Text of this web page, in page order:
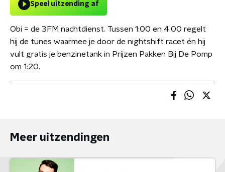
Speel uitzending af
Obi = de 3FM nachtdienst. Tussen 1:00 en 4:00 regelt
hij de tunes waarmee je door de nightshift racet én hij
vult gratis je benzinetank in Prijzen Pakken Bij De Pomp
om 1:20.
Meer uitzendingen